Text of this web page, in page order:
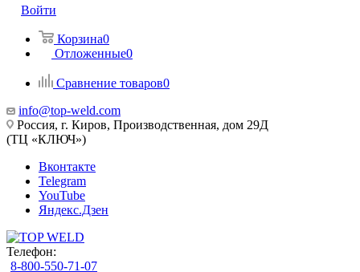
Войти
Корзина0
Отложенные0
Сравнение товаров0
info@top-weld.com
Россия, г. Киров, Производственная, дом 29Д
(ТЦ «КЛЮЧ»)
Вконтакте
Telegram
YouTube
Яндекс.Дзен
Телефон:
8-800-550-71-07